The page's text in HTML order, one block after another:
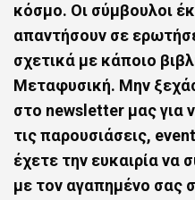
κόσμο. Οι σύμβουλοι
απαντήσουν σε
σχετικά με κάποιο
Μεταφυσική. Mην
στο newsletter μας για
τις παρουσιάσεις,
έχετε την ευκαιρία να
με τον αγαπημένο σας